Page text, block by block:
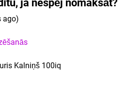
ja nespēj nomaksāt?
ago)
Kalniņš 100iq